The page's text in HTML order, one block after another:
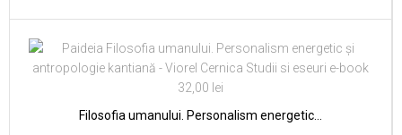
Filosofia umanului. Personalism energetic...